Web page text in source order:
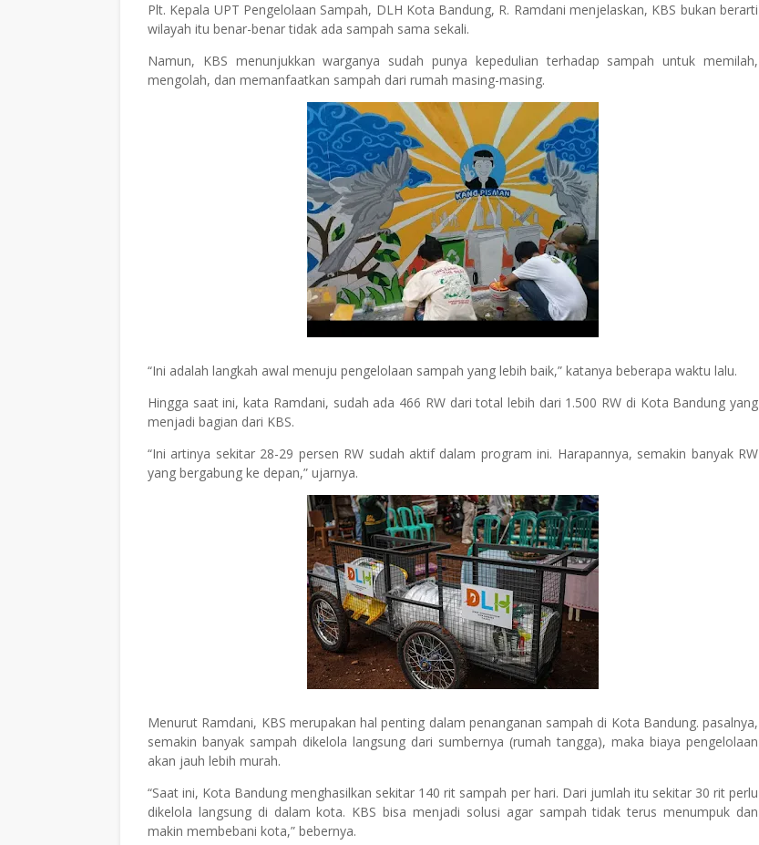
Plt. Kepala UPT Pengelolaan Sampah, DLH Kota Bandung, R. Ramdani menjelaskan, KBS bukan berarti
wilayah itu benar-benar tidak ada sampah sama sekali.
Namun, KBS menunjukkan warganya sudah punya kepedulian terhadap sampah untuk memilah,
mengolah, dan memanfaatkan sampah dari rumah masing-masing.
“Ini adalah langkah awal menuju pengelolaan sampah yang lebih baik,” katanya beberapa waktu lalu.
Hingga saat ini, kata Ramdani, sudah ada 466 RW dari total lebih dari 1.500 RW di Kota Bandung yang
menjadi bagian dari KBS.
“Ini artinya sekitar 28-29 persen RW sudah aktif dalam program ini. Harapannya, semakin banyak RW
yang bergabung ke depan,” ujarnya.
Menurut Ramdani, KBS merupakan hal penting dalam penanganan sampah di Kota Bandung. pasalnya,
semakin banyak sampah dikelola langsung dari sumbernya (rumah tangga), maka biaya pengelolaan
akan jauh lebih murah.
“Saat ini, Kota Bandung menghasilkan sekitar 140 rit sampah per hari. Dari jumlah itu sekitar 30 rit perlu
dikelola langsung di dalam kota. KBS bisa menjadi solusi agar sampah tidak terus menumpuk dan
makin membebani kota,” bebernya.